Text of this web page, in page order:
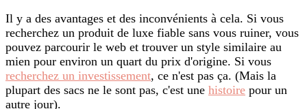
Il y a des avantages et des inconvénients à cela. Si vous
recherchez un produit de luxe fiable sans vous ruiner, vous
pouvez parcourir le web et trouver un style similaire au
mien pour environ un quart du prix d'origine. Si vous
recherchez un investissement, ce n'est pas ça. (Mais la
plupart des sacs ne le sont pas, c'est une histoire pour un
autre jour).